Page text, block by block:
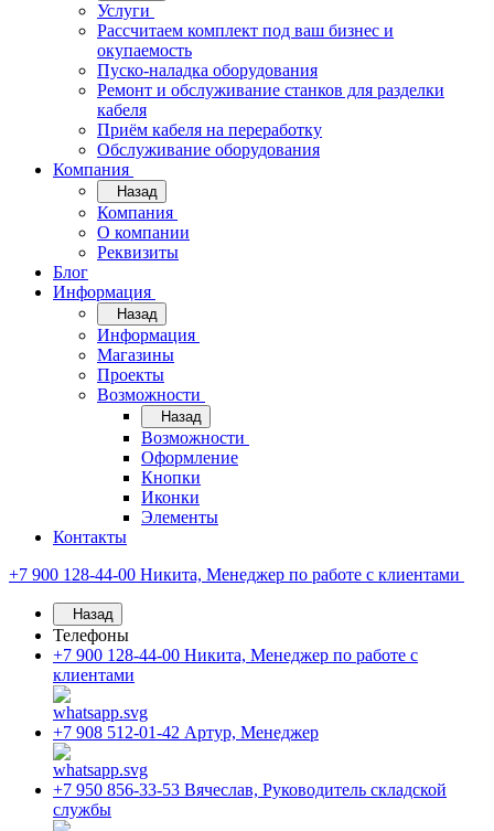
Услуги
Рассчитаем комплект под ваш бизнес и
окупаемость
Пуско-наладка оборудования
Ремонт и обслуживание станков для разделки
кабеля
Приём кабеля на переработку
Обслуживание оборудования
Компания
Назад
Компания
О компании
Реквизиты
Блог
Информация
Назад
Информация
Магазины
Проекты
Возможности
Назад
Возможности
Оформление
Кнопки
Иконки
Элементы
Контакты
+7 900 128-44-00 Никита, Менеджер по работе с клиентами
Назад
Телефоны
+7 900 128-44-00 Никита, Менеджер по работе с
клиентами
+7 908 512-01-42 Артур, Менеджер
+7 950 856-33-53 Вячеслав, Руководитель складской
службы